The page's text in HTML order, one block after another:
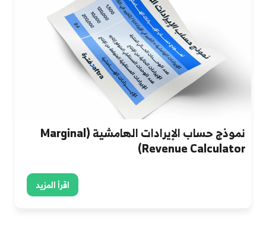
نموذج حساب الإيرادات الهامشية (Marginal
Revenue Calculator)
اقرأ المزيد